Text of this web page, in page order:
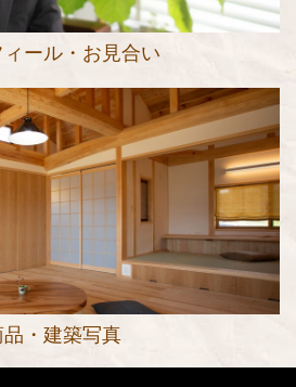
ール・お見合い
・建築写真